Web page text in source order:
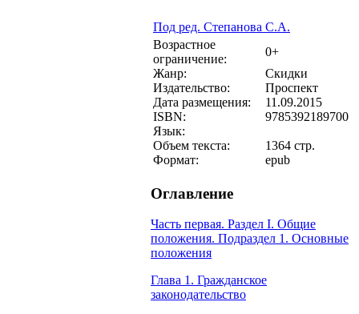
Под ред. Степанова С.А.
Возрастное
ограничение:
0+
Жанр:
Скидки
Издательство:
Проспект
Дата размещения:
11.09.2015
ISBN:
9785392189700
Язык:
Объем текста:
1364 стр.
Формат:
epub
Оглавление
Часть первая. Раздел I. Общие
положения. Подраздел 1. Основные
положения
Глава 1. Гражданское
законодательство